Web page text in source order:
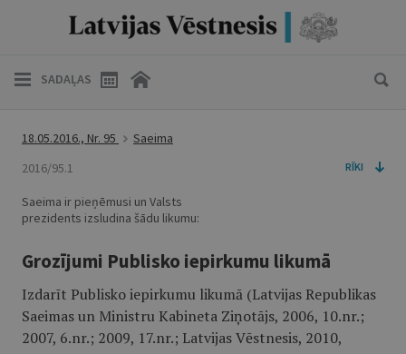
SADAĻAS
18.05.2016., Nr. 95
Saeima
2016/95.1
RĪKI
Saeima ir pieņēmusi un Valsts
prezidents izsludina šādu likumu:
Grozījumi Publisko iepirkumu likumā
Izdarīt Publisko iepirkumu likumā (Latvijas Republikas
Saeimas un Ministru Kabineta Ziņotājs, 2006, 10.nr.;
2007, 6.nr.; 2009, 17.nr.; Latvijas Vēstnesis, 2010,